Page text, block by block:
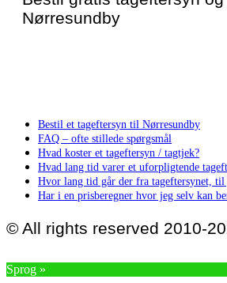
Nørresundby
Bestil et tageftersyn til Nørresundby
FAQ – ofte stillede spørgsmål
Hvad koster et tageftersyn / tagtjek?
Hvad lang tid varer et uforpligtende
Hvor lang tid går der fra tageftersynet,
Har i en prisberegner hvor jeg selv kan
© All rights reserved 2010-
Sprog »